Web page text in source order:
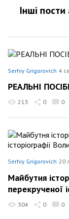
Інші
Serhiy Grigorovich 4
РЕАЛЬНІ
213 0 0
Serhiy Grigorovich 20
Майбутня
перекрученої
304 0 0